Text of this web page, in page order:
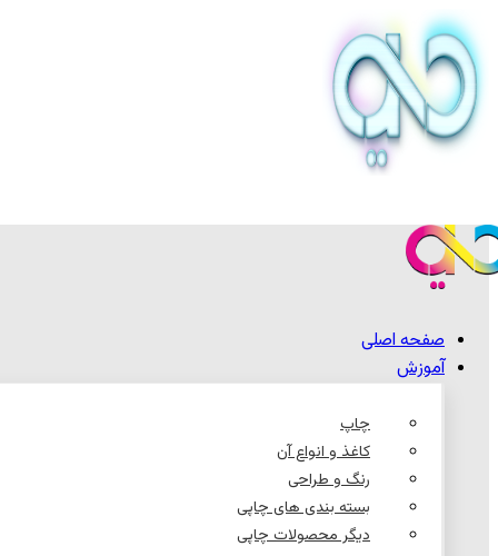
صفحه اصلی
آموزش
چاپ
کاغذ و انواع آن
رنگ و طراحی
بسته بندی های چاپی
دیگر محصولات چاپی